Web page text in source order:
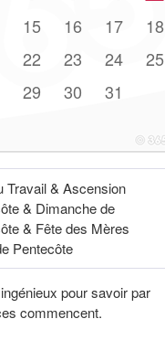
15 16 17 18
22 23 24 25
29 30 31
Travail & Ascension
& Dimanche de
& Fête des Mères
Pentecôte
pour savoir par
commencent.